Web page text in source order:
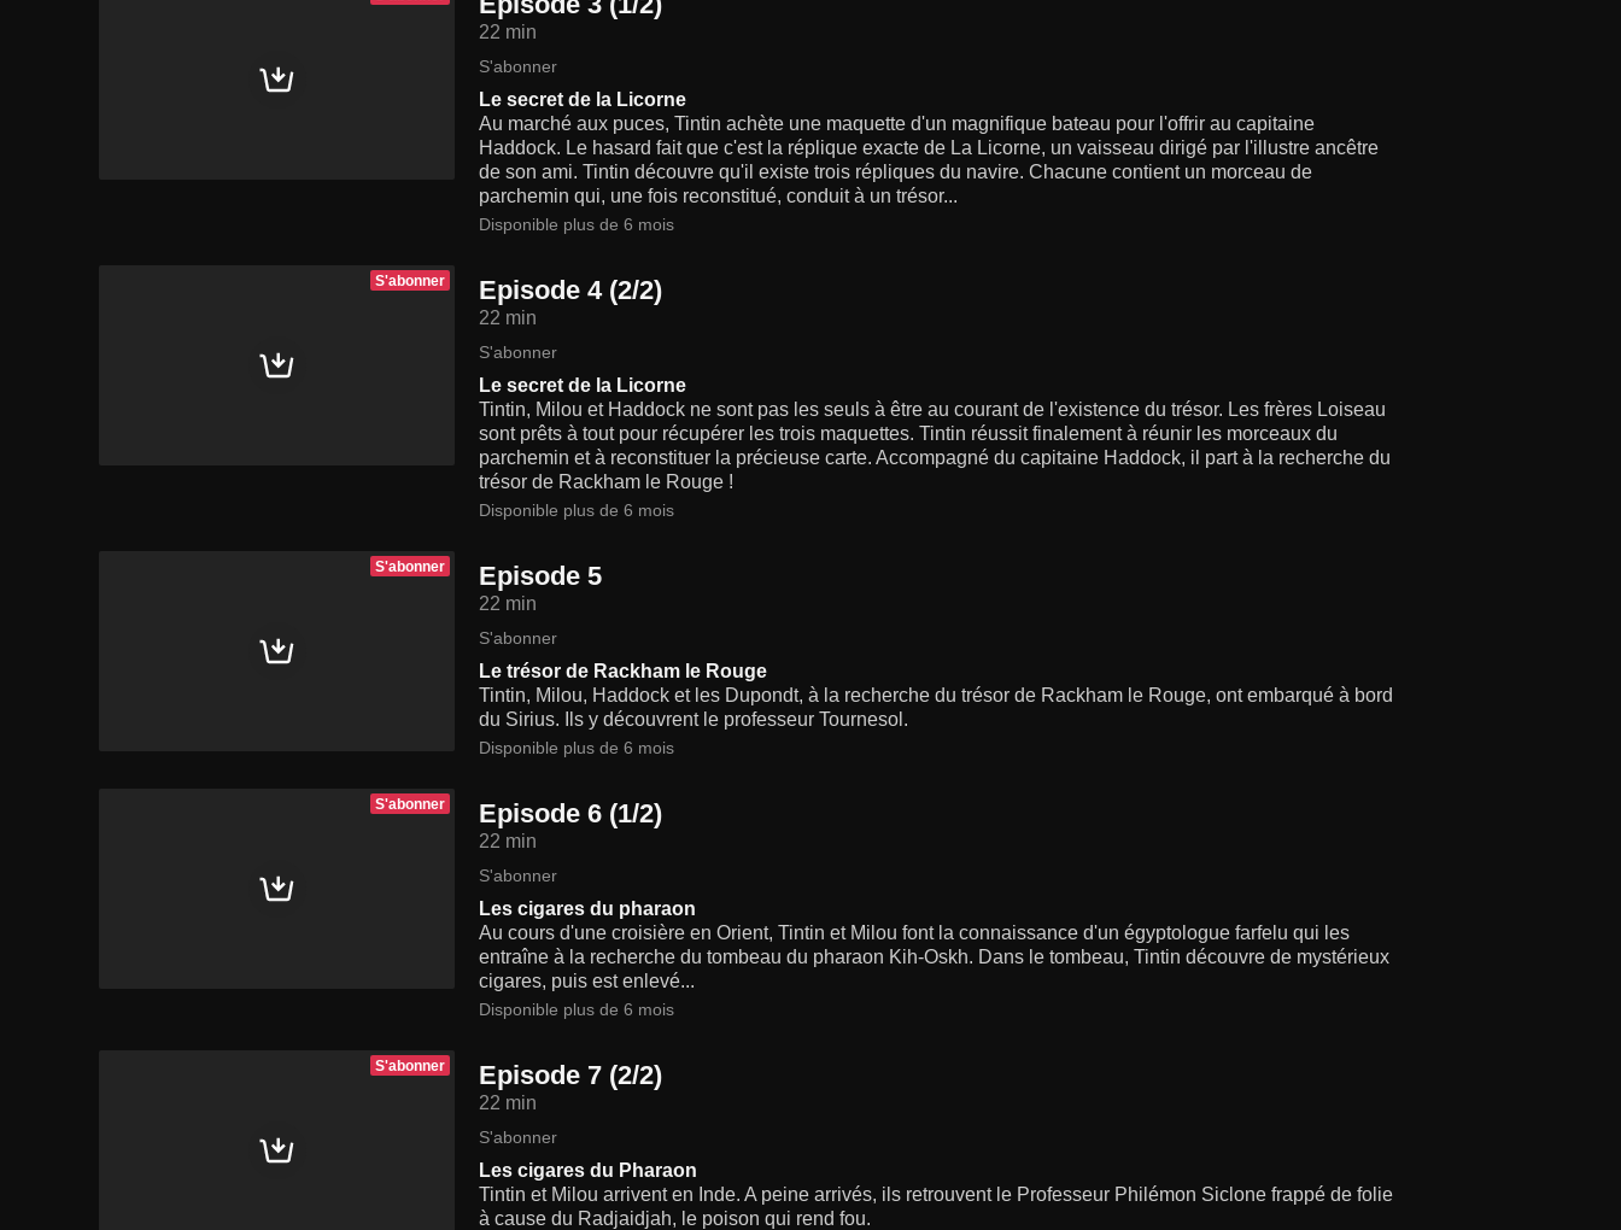
22 min
S'abonner
Le secret de la Licorne
Au marché aux puces, Tintin achète une maquette d'un magnifique bateau pour l'offrir au capitaine
Haddock. Le hasard fait que c'est la réplique exacte de La Licorne, un vaisseau dirigé par l'illustre ancêtre
de son ami. Tintin découvre qu'il existe trois répliques du navire. Chacune contient un morceau de
parchemin qui, une fois reconstitué, conduit à un trésor...
Disponible plus de 6 mois
S'abonner Episode 4 (2/2)
22 min
S'abonner
Le secret de la Licorne
Tintin, Milou et Haddock ne sont pas les seuls à être au courant de l'existence du trésor. Les frères Loiseau
sont prêts à tout pour récupérer les trois maquettes. Tintin réussit finalement à réunir les morceaux du
parchemin et à reconstituer la précieuse carte. Accompagné du capitaine Haddock, il part à la recherche du
trésor de Rackham le Rouge !
Disponible plus de 6 mois
S'abonner Episode 5
22 min
S'abonner
Le trésor de Rackham le Rouge
Tintin, Milou, Haddock et les Dupondt, à la recherche du trésor de Rackham le Rouge, ont embarqué à bord
du Sirius. Ils y découvrent le professeur Tournesol.
Disponible plus de 6 mois
S'abonner Episode 6 (1/2)
22 min
S'abonner
Les cigares du pharaon
Au cours d'une croisière en Orient, Tintin et Milou font la connaissance d'un égyptologue farfelu qui les
entraîne à la recherche du tombeau du pharaon Kih-Oskh. Dans le tombeau, Tintin découvre de mystérieux
cigares, puis est enlevé...
Disponible plus de 6 mois
S'abonner Episode 7 (2/2)
22 min
S'abonner
Les cigares du Pharaon
Tintin et Milou arrivent en Inde. A peine arrivés, ils retrouvent le Professeur Philémon Siclone frappé de folie
à cause du Radjaidjah, le poison qui rend fou.